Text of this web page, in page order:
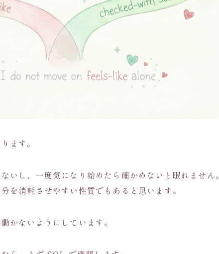
ます。
いし、一度気になり始めたら確かめないと眠れません。
を消耗させやすい性質でもあると思います。
かないようにしています。